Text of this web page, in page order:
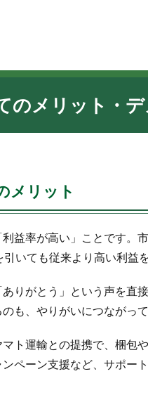
のメリット・デ
メリット
益率が高い」ことです。
いても従来より高い利益
りがとう」という声を直
も、やりがいにつながって
ト運輸との提携で、梱包
ペーン支援など、サポー